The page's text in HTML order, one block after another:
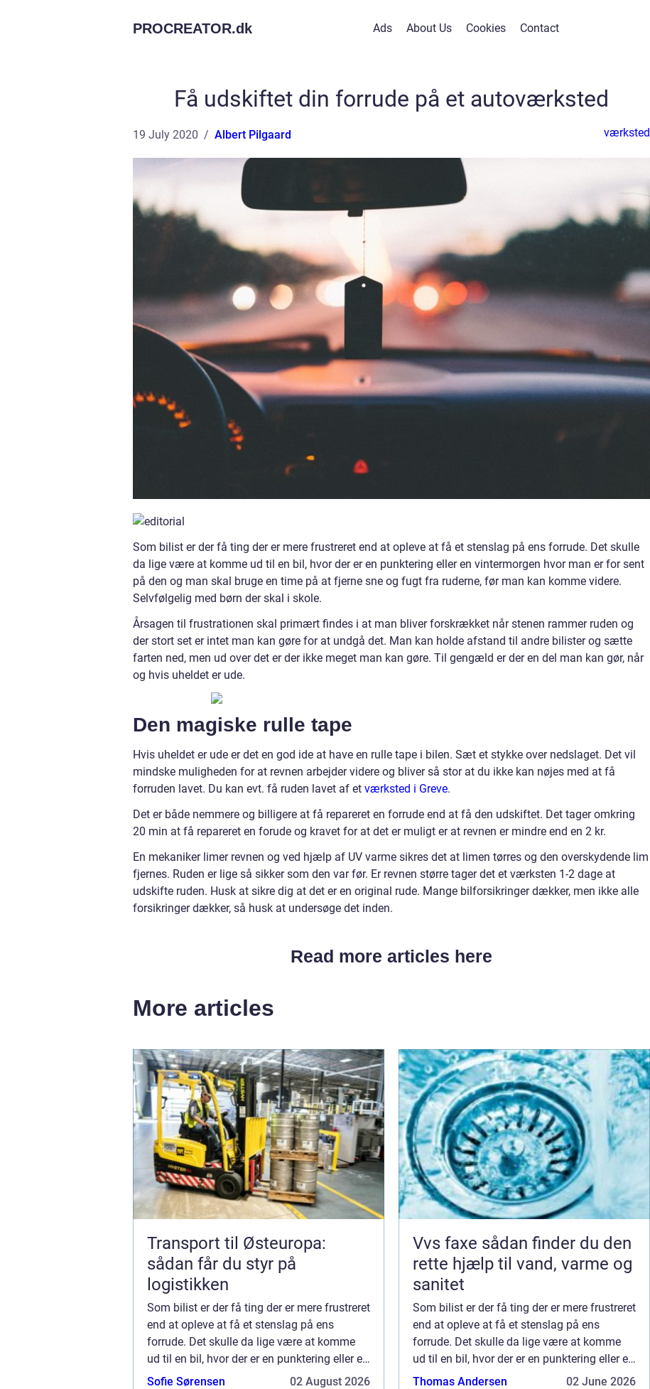
PROCREATOR.dk Ads About Us Cookies Contact
Få udskiftet din forrude på et autoværksted
19 July 2020 Albert Pilgaard værksted
Som bilist er der få ting der er mere frustreret end at opleve at få et stenslag på ens forrude. Det skulle
da lige være at komme ud til en bil, hvor der er en punktering eller en vintermorgen hvor man er for sent
på den og man skal bruge en time på at fjerne sne og fugt fra ruderne, før man kan komme videre.
Selvfølgelig med børn der skal i skole.
Årsagen til frustrationen skal primært findes i at man bliver forskrækket når stenen rammer ruden og
der stort set er intet man kan gøre for at undgå det. Man kan holde afstand til andre bilister og sætte
farten ned, men ud over det er der ikke meget man kan gøre. Til gengæld er der en del man kan gør, når
og hvis uheldet er ude.
Den magiske rulle tape
Hvis uheldet er ude er det en god ide at have en rulle tape i bilen. Sæt et stykke over nedslaget. Det vil
mindske muligheden for at revnen arbejder videre og bliver så stor at du ikke kan nøjes med at få
forruden lavet. Du kan evt. få ruden lavet af et værksted i Greve.
Det er både nemmere og billigere at få repareret en forrude end at få den udskiftet. Det tager omkring
20 min at få repareret en forude og kravet for at det er muligt er at revnen er mindre end en 2 kr.
En mekaniker limer revnen og ved hjælp af UV varme sikres det at limen tørres og den overskydende lim
fjernes. Ruden er lige så sikker som den var før. Er revnen større tager det et værksten 1-2 dage at
udskifte ruden. Husk at sikre dig at det er en original rude. Mange bilforsikringer dækker, men ikke alle
forsikringer dækker, så husk at undersøge det inden.
Read more articles here
More articles
Transport til Østeuropa:
sådan får du styr på
logistikken
Som bilist er der få ting der er mere frustreret
end at opleve at få et stenslag på ens
forrude. Det skulle da lige være at komme
ud til en bil, hvor der er en punktering eller en
vintermorgen hvor man er for sent på den og
Sofie Sørensen 02 August 2026
Vvs faxe sådan finder du den
rette hjælp til vand, varme og
sanitet
Som bilist er der få ting der er mere frustreret
end at opleve at få et stenslag på ens
forrude. Det skulle da lige være at komme
ud til en bil, hvor der er en punktering eller en
vintermorgen hvor man er for sent på den og
Thomas Andersen 02 June 2026